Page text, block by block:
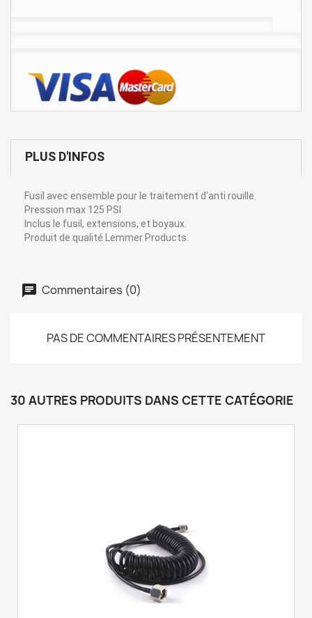
PLUS D'INFOS
Fusil avec ensemble pour le traitement d'anti rouille.
Pression max 125 PSI
Inclus le fusil, extensions, et boyaux.
Produit de qualité Lemmer Products.
Commentaires (0)
PAS DE COMMENTAIRES PRÉSENTEMENT
30 AUTRES PRODUITS DANS CETTE CATÉGORIE